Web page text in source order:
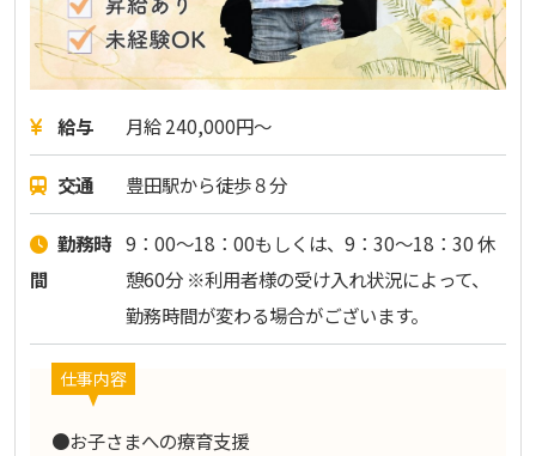
給与 月給 240,000円～
交通 豊田駅から徒歩８分
勤務時
間
9：00～18：00もしくは、9：30～18：30 休
憩60分 ※利用者様の受け入れ状況によって、
勤務時間が変わる場合がございます。
仕事内容
●お子さまへの療育支援